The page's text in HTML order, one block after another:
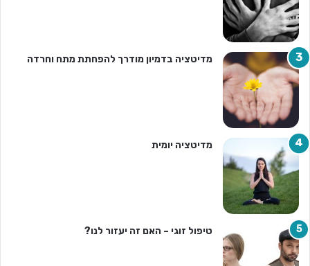
מדיטציה בדמיון מודרך להפחתת מתח וחרדה
מדיטציה יומית
טיפול זוגי – האם זה יעזור לנו?